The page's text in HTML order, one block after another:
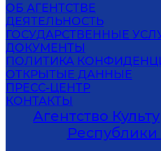
ОБ АГЕНТСТВЕ
ДЕЯТЕЛЬНОСТЬ
ГОСУДАРСТВЕННЫЕ
ДОКУМЕНТЫ
ПОЛИТИКА
ОТКРЫТЫЕ ДАННЫЕ
ПРЕСС-ЦЕНТР
КОНТАКТЫ
Агентство
Республики